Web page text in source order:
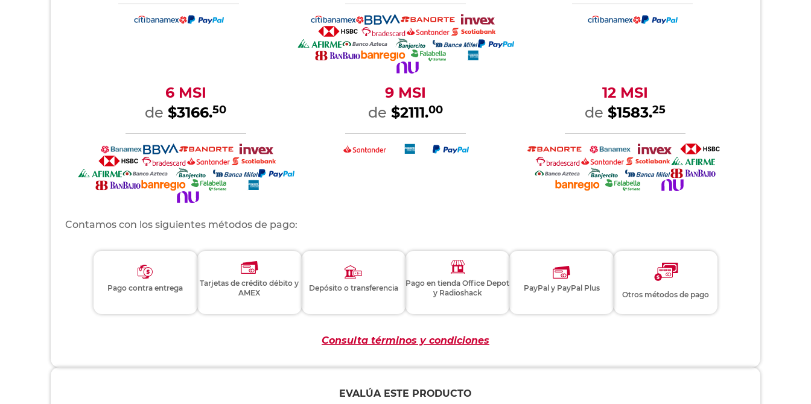
6 MSI
de $3166.50
9 MSI
de $2111.00
12 MSI
de $1583.25
Contamos con los siguientes métodos de pago:
Pago contra entrega
Tarjetas de crédito débito y
AMEX
Depósito o transferencia
Pago en tienda Office Depot
y Radioshack
PayPal y PayPal Plus
Otros métodos de pago
Consulta términos y condiciones
EVALÚA ESTE PRODUCTO